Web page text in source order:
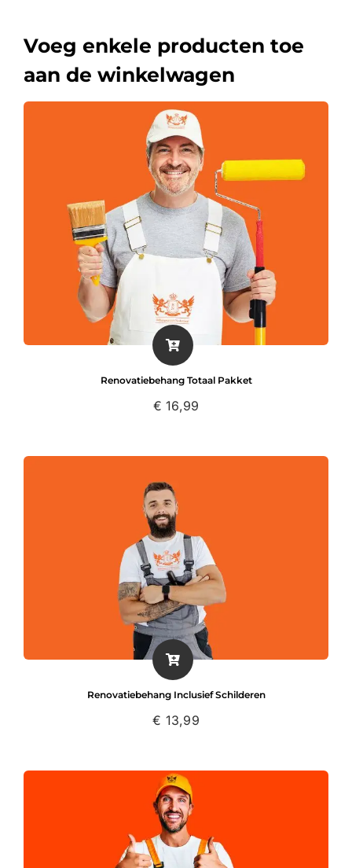
Voeg enkele producten toe
aan de winkelwagen
Renovatiebehang Totaal Pakket
€ 16,99
Renovatiebehang Inclusief Schilderen
€ 13,99